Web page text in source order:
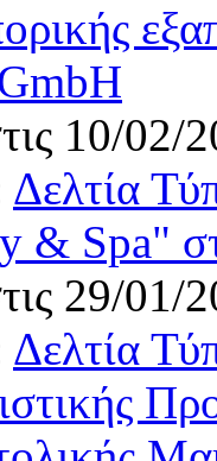
10/02/
Δελτία
& Spa"
29/01/
Δελτία